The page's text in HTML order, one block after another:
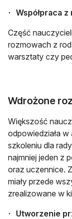
Współpraca
Część
rozmowach z
warsztaty czy
Wdrożone
Większość
odpowiedziała
szkoleniu dla
najmniej jeden z
oraz uczennice.
miały przede
zrealizowane w
Utworzenie